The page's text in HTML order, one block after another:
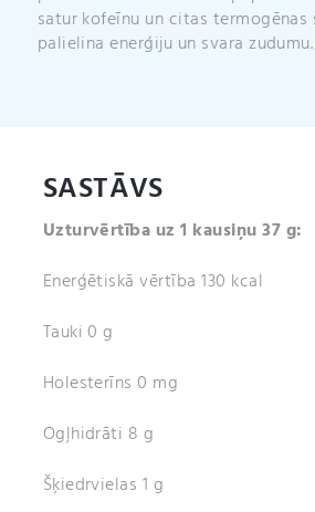
satur kofeīnu un citas termogēnas
palielina enerģiju un svara zudumu.
SASTĀVS
Uzturvērtība uz 1 kausiņu 37 g:
Enerģētiskā vērtība 130 kcal
Tauki 0 g
Holesterīns 0 mg
Ogļhidrāti 8 g
Šķiedrvielas 1 g